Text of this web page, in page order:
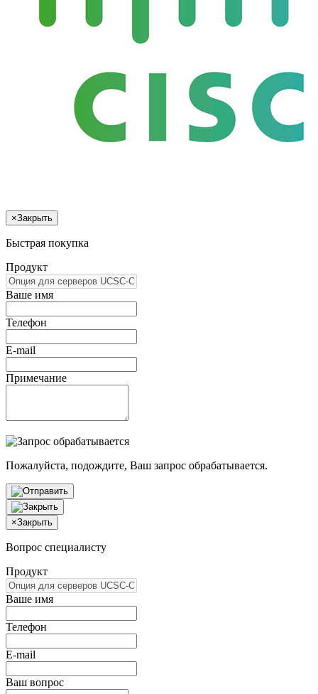
×Закрыть
Быстрая покупка
Продукт
Ваше имя
Телефон
E-mail
Примечание
Пожалуйста, подождите, Ваш запрос обрабатывается.
×Закрыть
Вопрос специалисту
Продукт
Ваше имя
Телефон
E-mail
Ваш вопрос